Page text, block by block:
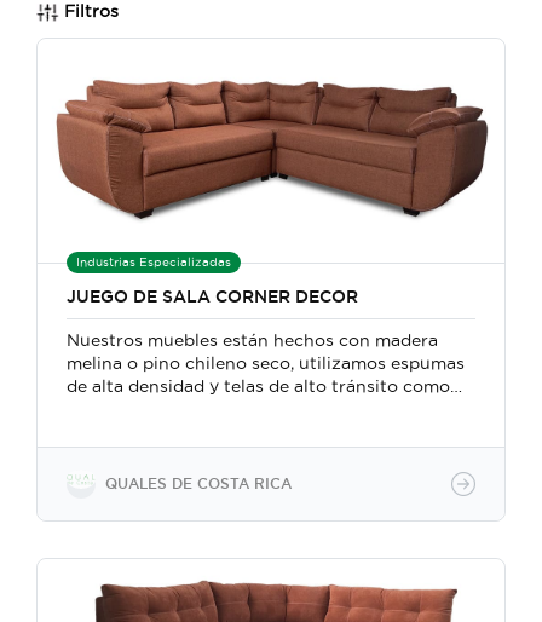
Filtros
Industrias Especializadas
JUEGO DE SALA CORNER DECOR
Nuestros muebles están hechos con madera
melina o pino chileno seco, utilizamos espumas
de alta densidad y telas de alto tránsito como
materiales de calidad obtenemos acabados de
QUALES DE COSTA RICA